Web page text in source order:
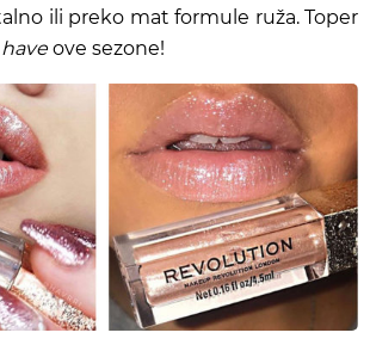
ili preko mat formule ruža. Toper
ove sezone!